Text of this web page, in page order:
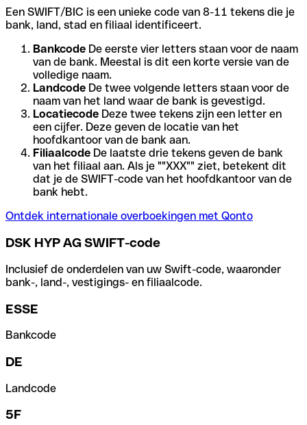
Een SWIFT/BIC is een unieke code van 8-11 tekens die je
bank, land, stad en filiaal identificeert.
Bankcode De eerste vier letters staan voor de naam
van de bank. Meestal is dit een korte versie van de
volledige naam.
Landcode De twee volgende letters staan voor de
naam van het land waar de bank is gevestigd.
Locatiecode Deze twee tekens zijn een letter en
een cijfer. Deze geven de locatie van het
hoofdkantoor van de bank aan.
Filiaalcode De laatste drie tekens geven de bank
van het filiaal aan. Als je ""XXX"" ziet, betekent dit
dat je de SWIFT-code van het hoofdkantoor van de
bank hebt.
Ontdek internationale overboekingen met Qonto
DSK HYP AG SWIFT-code
Inclusief de onderdelen van uw Swift-code, waaronder
bank-, land-, vestigings- en filiaalcode.
ESSE
Bankcode
DE
Landcode
5F